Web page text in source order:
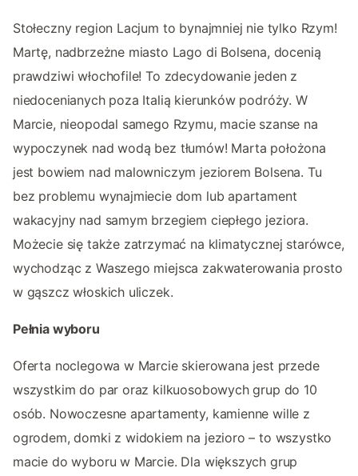
Stołeczny region Lacjum to bynajmniej nie tylko Rzym!
Martę, nadbrzeżne miasto Lago di Bolsena, docenią
prawdziwi włochofile! To zdecydowanie jeden z
niedocenianych poza Italią kierunków podróży. W
Marcie, nieopodal samego Rzymu, macie szanse na
wypoczynek nad wodą bez tłumów! Marta położona
jest bowiem nad malowniczym jeziorem Bolsena. Tu
bez problemu wynajmiecie dom lub apartament
wakacyjny nad samym brzegiem ciepłego jeziora.
Możecie się także zatrzymać na klimatycznej starówce,
wychodząc z Waszego miejsca zakwaterowania prosto
w gąszcz włoskich uliczek.
Pełnia wyboru
Oferta noclegowa w Marcie skierowana jest przede
wszystkim do par oraz kilkuosobowych grup do 10
osób. Nowoczesne apartamenty, kamienne wille z
ogrodem, domki z widokiem na jezioro – to wszystko
macie do wyboru w Marcie. Dla większych grup